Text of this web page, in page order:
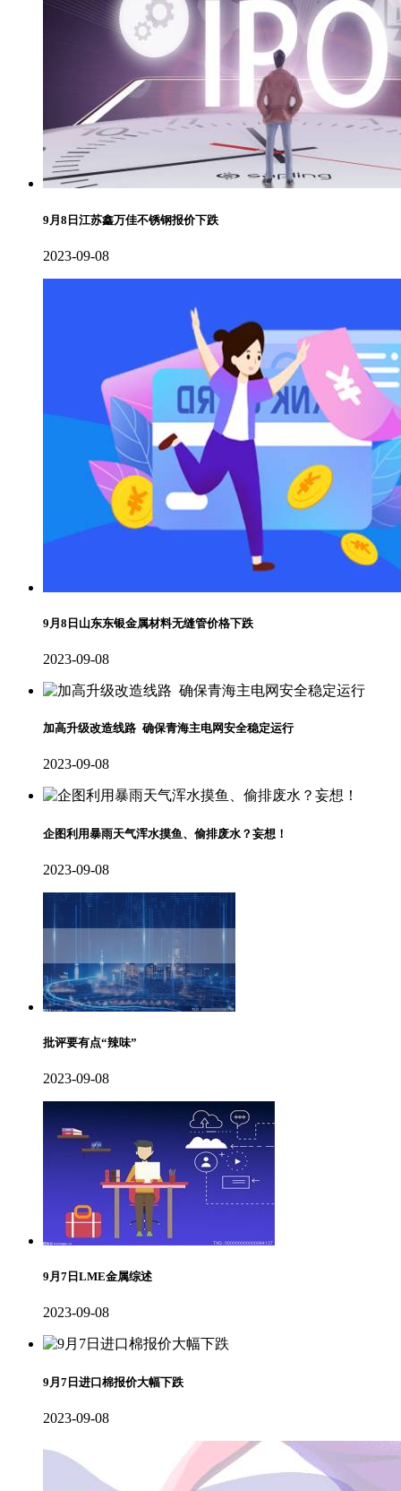
9月8日江苏鑫万佳不锈钢报价下跌
2023-09-08
9月8日山东东银金属材料无缝管价格下跌
2023-09-08
加高升级改造线路 确保青海主电网安全稳定运行
2023-09-08
企图利用暴雨天气浑水摸鱼、偷排废水？妄想！
2023-09-08
批评要有点“辣味”
2023-09-08
9月7日LME金属综述
2023-09-08
9月7日进口棉报价大幅下跌
2023-09-08